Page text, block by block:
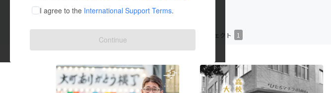
映像・映画
ビジネス・起業
チャレンジ
まちづくり・地域活性化
CAMPFIRE for Social Good
I agree to the International Support Terms.
Continue プロジェクト 1